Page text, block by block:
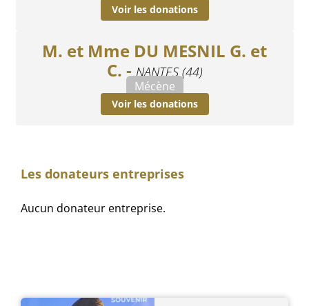
Voir les donations
M. et Mme DU MESNIL G. et
C. - NANTES (44)
Mécène
Voir les donations
Les donateurs entreprises
Aucun donateur entreprise.